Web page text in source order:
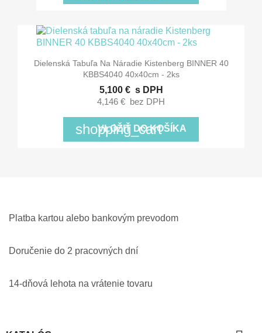
Dielenská Tabuľa Na Náradie Kistenberg BINNER 40
KBBS4040 40x40cm - 2ks
5,100 € s DPH
4,146 € bez DPH
shopping_cart
VLOŽIŤ DO KOŠÍKA
Platba kartou alebo bankovým prevodom
Doručenie do 2 pracovných dní
14-dňová lehota na vrátenie tovaru